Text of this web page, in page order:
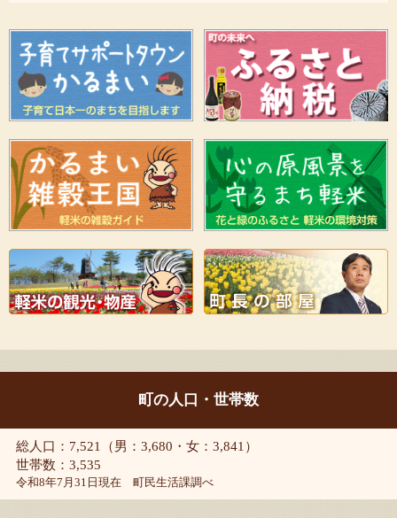
町の人口・世帯数
総人口：7,521（男：3,680・女：3,841）
世帯数：3,535
令和8年7月31日現在 町民生活課調べ